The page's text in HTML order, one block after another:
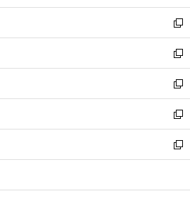
開
く
ウ
で
開
く
ン
ド
ウ
で
開
く
ウ
ィ
ン
ド
ウ
で
開
く
新
し
い
ウ
ィ
ン
ド
ウ
で
開
新
し
い
ウ
ィ
ン
ド
ウ
開
新
し
い
ウ
ィ
ン
ウ
新
し
い
ウ
ン
新
し
ウ